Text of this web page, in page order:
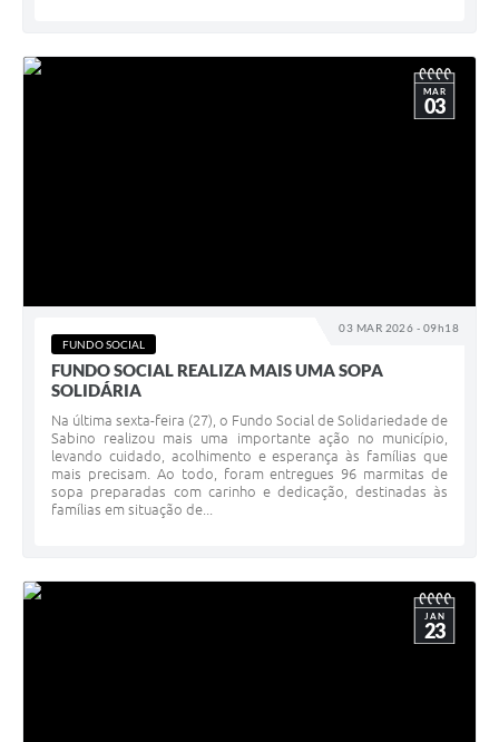
03 MAR 2026 - 09h18
MAR
03
FUNDO SOCIAL
FUNDO SOCIAL REALIZA MAIS UMA SOPA
SOLIDÁRIA
Na última sexta-feira (27), o Fundo Social de Solidariedade de
Sabino realizou mais uma importante ação no município,
levando cuidado, acolhimento e esperança às famílias que
mais precisam. Ao todo, foram entregues 96 marmitas de
sopa preparadas com carinho e dedicação, destinadas às
famílias em situação de...
JAN
23